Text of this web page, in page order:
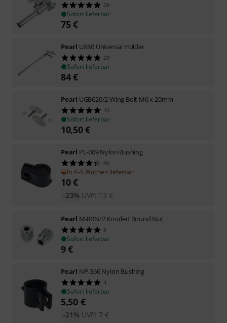
28
Sofort lieferbar
75€
Pearl UX80 Universal Holder
29
Sofort lieferbar
84€
Pearl UGB620/2 Wing Bolt M6 x 20mm
13
Sofort lieferbar
10,50€
Pearl PL-009 Nylon Bushing
46
In 4–5 Wochen lieferbar
10€
UVP: 13 €
-23%
Pearl M-8RN/2 Knurled Round Nut
8
Sofort lieferbar
9€
Pearl NP-366 Nylon Bushing
4
Sofort lieferbar
5,50 €
UVP: 7 €
-21%